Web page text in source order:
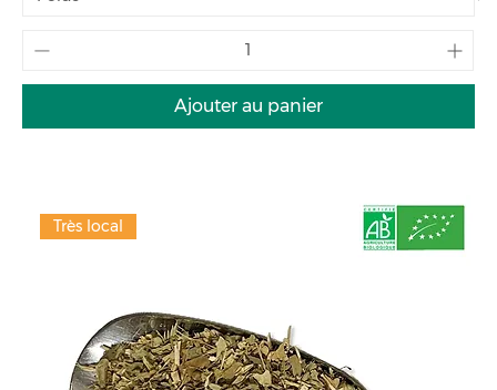
Ajouter au panier
Très local